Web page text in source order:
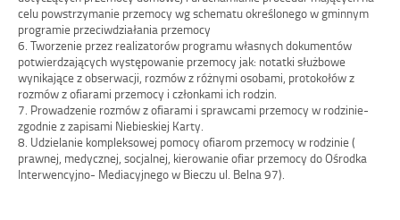
celu powstrzymanie przemocy wg schematu określonego w gminnym
programie przeciwdziałania przemocy
6. Tworzenie przez realizatorów programu własnych dokumentów
potwierdzających występowanie przemocy jak: notatki służbowe
wynikające z obserwacji, rozmów z różnymi osobami, protokołów z
rozmów z ofiarami przemocy i członkami ich rodzin.
7. Prowadzenie rozmów z ofiarami i sprawcami przemocy w rodzinie-
zgodnie z zapisami Niebieskiej Karty.
8. Udzielanie kompleksowej pomocy ofiarom przemocy w rodzinie (
prawnej, medycznej, socjalnej, kierowanie ofiar przemocy do Ośrodka
Interwencyjno- Mediacyjnego w Bieczu ul. Belna 97).